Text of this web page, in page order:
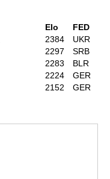
Elo
FED
2384
UKR
2297
SRB
2283
BLR
2224
GER
2152 GER